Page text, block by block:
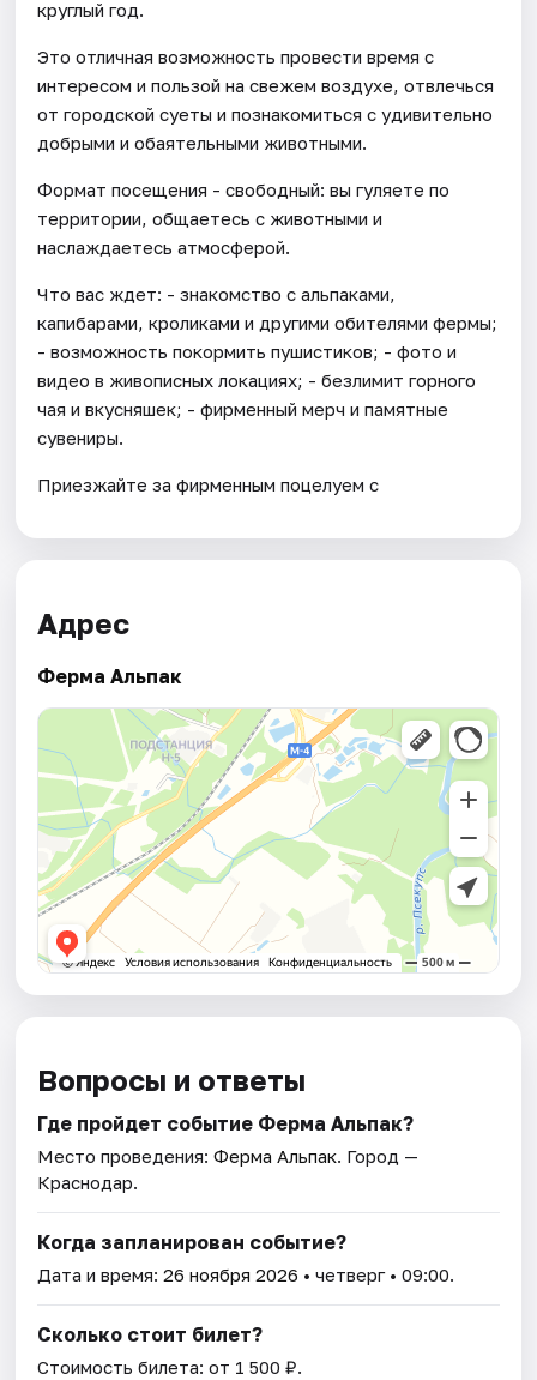
круглый год.
Это отличная возможность провести время с
интересом и пользой на свежем воздухе, отвлечься
от городской суеты и познакомиться с удивительно
добрыми и обаятельными животными.
Формат посещения - свободный: вы гуляете по
территории, общаетесь с животными и
наслаждаетесь атмосферой.
Что вас ждет: - знакомство с альпаками,
капибарами, кроликами и другими обителями фермы;
- возможность покормить пушистиков; - фото и
видео в живописных локациях; - безлимит горного
чая и вкусняшек; - фирменный мерч и памятные
сувениры.
Приезжайте за фирменным поцелуем с
Адрес
Ферма Альпак
Вопросы и ответы
Где пройдет событие Ферма Альпак?
Место проведения:Ферма Альпак. Город —
Краснодар.
Когда запланирован событие?
Дата и время:26 ноября 2026 • четверг • 09:00.
Сколько стоит билет?
Стоимость билета: от 1 500 ₽.